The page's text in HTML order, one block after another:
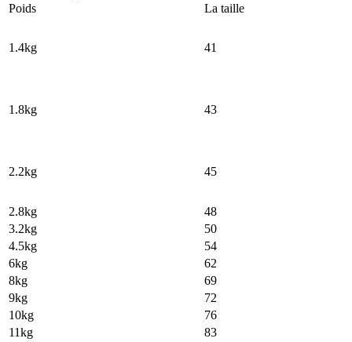
Poids La taille
1.4kg 41
1.8kg 43
2.2kg 45
2.8kg
48
3.2kg
50
4.5kg
54
6kg
62
8kg
69
9kg
72
10kg
76
11kg
83